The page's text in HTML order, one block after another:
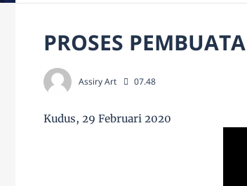
PROSES
Assiry Art 07.48
Kudus, 29 Februari 2020